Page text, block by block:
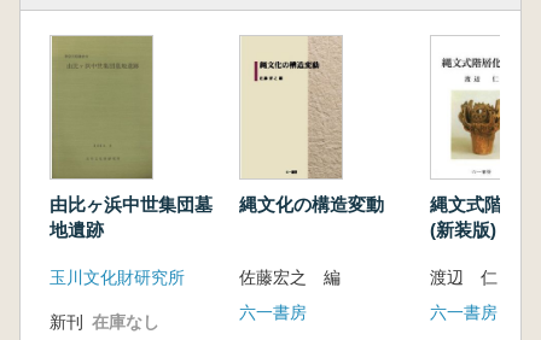
由比ヶ浜中世集団墓
地遺跡
玉川文化財研究所
新刊 在庫なし
縄文化の構造変動
佐藤宏之 編
六一書房
縄文式階層
(新装版)
渡辺 仁 著
六一書房